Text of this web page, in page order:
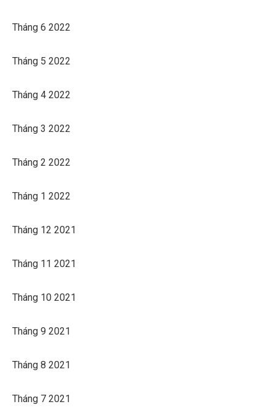
Tháng 6 2022
Tháng 5 2022
Tháng 4 2022
Tháng 3 2022
Tháng 2 2022
Tháng 1 2022
Tháng 12 2021
Tháng 11 2021
Tháng 10 2021
Tháng 9 2021
Tháng 8 2021
Tháng 7 2021